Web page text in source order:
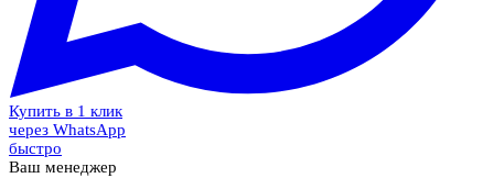
Купить в 1 клик
через WhatsApp
быстро
Ваш менеджер